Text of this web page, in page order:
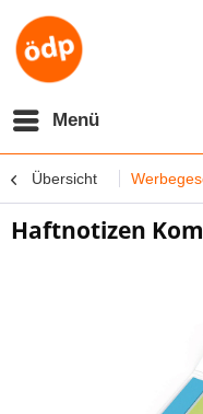
Menü
Übersicht
Haftnotizen